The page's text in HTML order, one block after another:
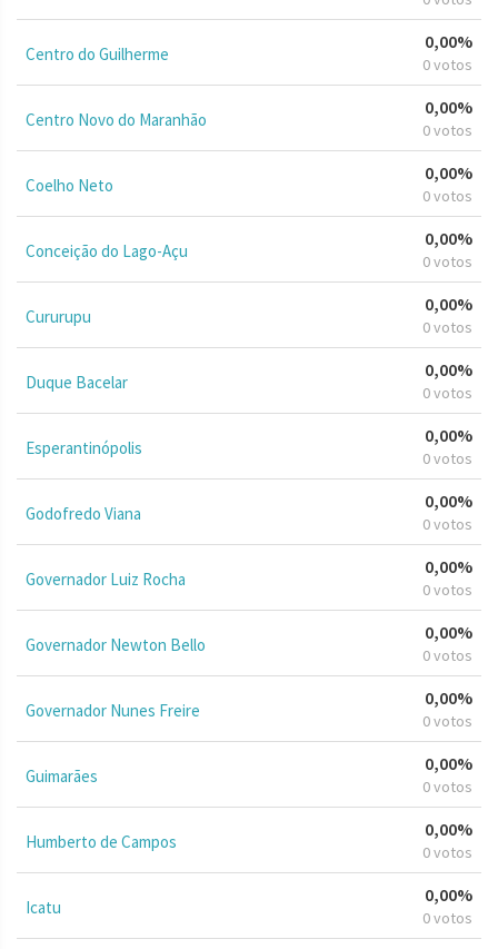
Centro do Guilherme
0,00%
0 votos
Centro Novo do Maranhão
0,00%
0 votos
Coelho Neto
0,00%
0 votos
Conceição do Lago-Açu
0,00%
0 votos
Cururupu
0,00%
0 votos
Duque Bacelar
0,00%
0 votos
Esperantinópolis
0,00%
0 votos
Godofredo Viana
0,00%
0 votos
Governador Luiz Rocha
0,00%
0 votos
Governador Newton Bello
0,00%
0 votos
Governador Nunes Freire
0,00%
0 votos
Guimarães
0,00%
0 votos
Humberto de Campos
0,00%
0 votos
Icatu
0,00%
0 votos